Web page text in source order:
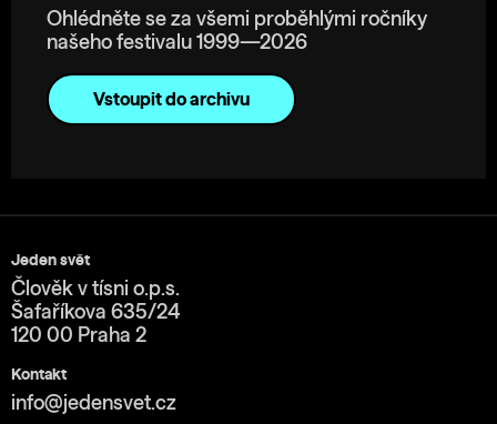
Ohlédněte se za všemi proběhlými ročníky
našeho festivalu 1999—2026
Vstoupit do archivu
Jeden svět
Člověk v tísni o.p.s.
Šafaříkova 635/24
120 00 Praha 2
Kontakt
info@jedensvet.cz